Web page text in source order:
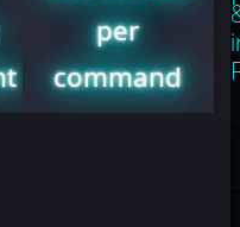
per
command